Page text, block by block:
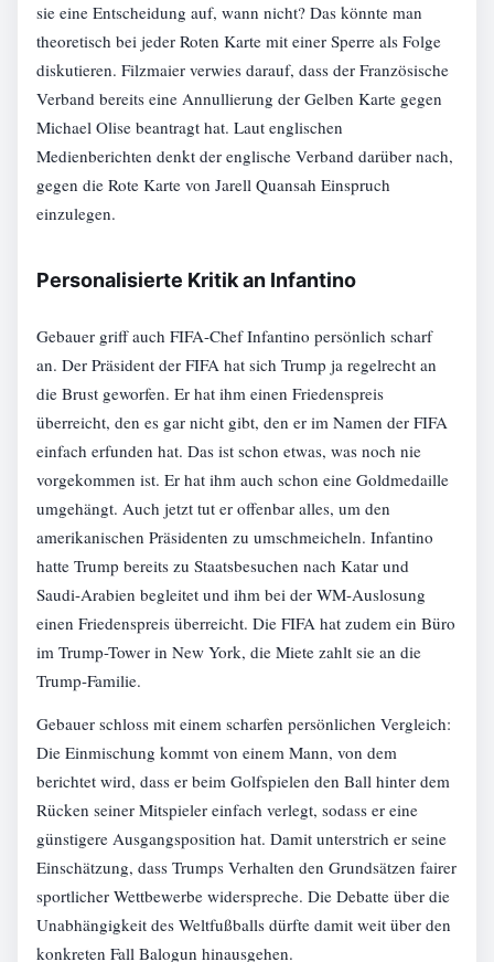
sie eine Entscheidung auf, wann nicht? Das könnte man
theoretisch bei jeder Roten Karte mit einer Sperre als Folge
diskutieren. Filzmaier verwies darauf, dass der Französische
Verband bereits eine Annullierung der Gelben Karte gegen
Michael Olise beantragt hat. Laut englischen
Medienberichten denkt der englische Verband darüber nach,
gegen die Rote Karte von Jarell Quansah Einspruch
einzulegen.
Personalisierte Kritik an Infantino
Gebauer griff auch FIFA-Chef Infantino persönlich scharf
an. Der Präsident der FIFA hat sich Trump ja regelrecht an
die Brust geworfen. Er hat ihm einen Friedenspreis
überreicht, den es gar nicht gibt, den er im Namen der FIFA
einfach erfunden hat. Das ist schon etwas, was noch nie
vorgekommen ist. Er hat ihm auch schon eine Goldmedaille
umgehängt. Auch jetzt tut er offenbar alles, um den
amerikanischen Präsidenten zu umschmeicheln. Infantino
hatte Trump bereits zu Staatsbesuchen nach Katar und
Saudi-Arabien begleitet und ihm bei der WM-Auslosung
einen Friedenspreis überreicht. Die FIFA hat zudem ein Büro
im Trump-Tower in New York, die Miete zahlt sie an die
Trump-Familie.
Gebauer schloss mit einem scharfen persönlichen Vergleich:
Die Einmischung kommt von einem Mann, von dem
berichtet wird, dass er beim Golfspielen den Ball hinter dem
Rücken seiner Mitspieler einfach verlegt, sodass er eine
günstigere Ausgangsposition hat. Damit unterstrich er seine
Einschätzung, dass Trumps Verhalten den Grundsätzen fairer
sportlicher Wettbewerbe widerspreche. Die Debatte über die
Unabhängigkeit des Weltfußballs dürfte damit weit über den
konkreten Fall Balogun hinausgehen.